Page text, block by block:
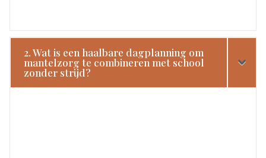
2. Wat is een haalbare dagplanning om
mantelzorg te combineren met school
zonder strijd?